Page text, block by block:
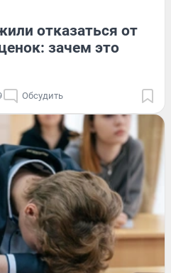
отказаться от
зачем это
Обсудить